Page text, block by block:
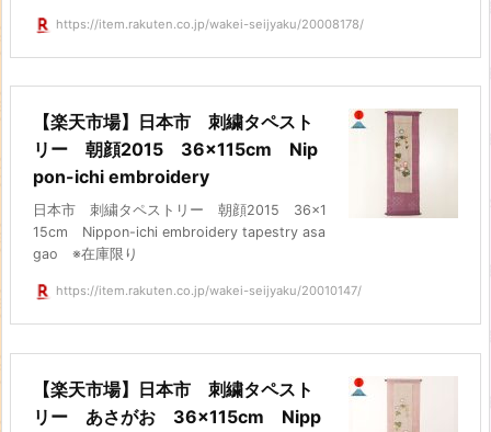
https://item.rakuten.co.jp/wakei-seijyaku/20008178/
【楽天市場】日本市 刺繍タペスト
リー 朝顔2015 36×115cm Nip
pon-ichi embroidery
日本市 刺繍タペストリー 朝顔2015 36×1
15cm Nippon-ichi embroidery tapestry asa
gao ※在庫限り
https://item.rakuten.co.jp/wakei-seijyaku/20010147/
【楽天市場】日本市 刺繍タペスト
リー あさがお 36×115cm Nipp